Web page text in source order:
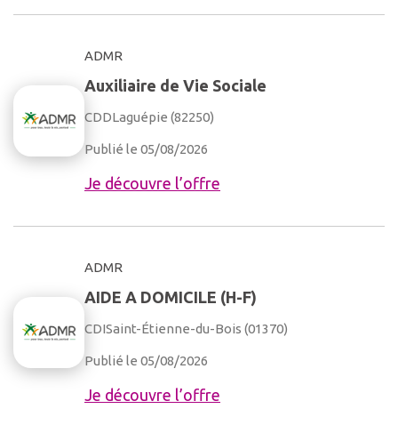
ADMR
Auxiliaire de Vie Sociale
CDDLaguépie (82250)
Publié le 05/08/2026
Je découvre l’offre
ADMR
AIDE A DOMICILE (H-F)
CDISaint-Étienne-du-Bois (01370)
Publié le 05/08/2026
Je découvre l’offre